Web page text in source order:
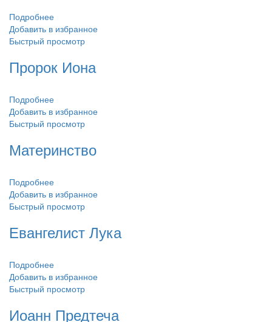
Подробнее
Добавить в избранное
Быстрый просмотр
Пророк Иона
Подробнее
Добавить в избранное
Быстрый просмотр
Материнство
Подробнее
Добавить в избранное
Быстрый просмотр
Евангелист Лука
Подробнее
Добавить в избранное
Быстрый просмотр
Иоанн Предтеча